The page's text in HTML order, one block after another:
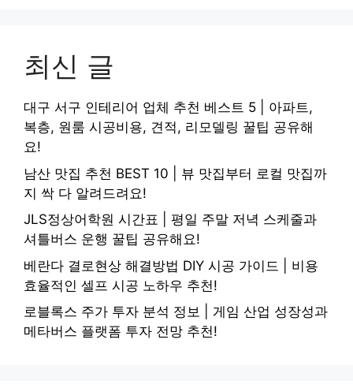
최신 글
대구 서구 인테리어 업체 추천 베스트 5 | 아파트,
복층, 원룸 시공비용, 견적, 리모델링 꿀팁 공유해
요!
남산 맛집 추천 BEST 10 | 뷰 맛집부터 로컬 맛집까
지 싹 다 알려드려요!
JLS정상어학원 시간표 | 평일 주말 저녁 스케줄과
셔틀버스 운행 꿀팁 공유해요!
베란다 결로현상 해결방법 DIY 시공 가이드 | 비용
효율적인 셀프 시공 노하우 추천!
로블록스 주가 투자 분석 정보 | 게임 산업 성장성과
메타버스 플랫폼 투자 전망 추천!